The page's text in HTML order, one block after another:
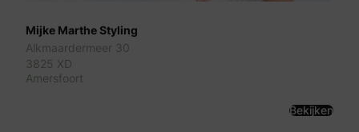
Mijke Marthe Styling
Alkmaardermeer 30
3825 XD
Amersfoort
Bekijken